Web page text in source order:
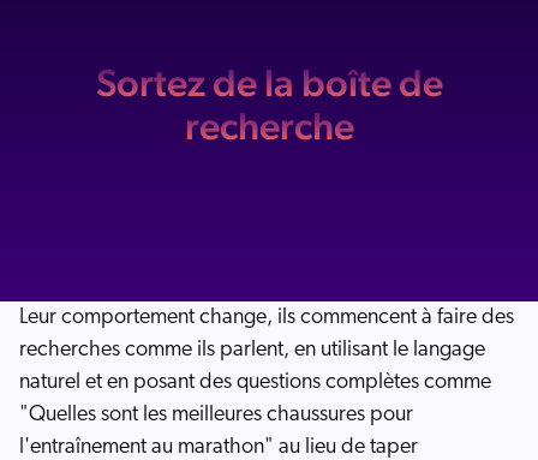
Sortez de la boîte de
recherche
Leur comportement change, ils commencent à faire des
recherches comme ils parlent, en utilisant le langage
naturel et en posant des questions complètes comme
"Quelles sont les meilleures chaussures pour
l'entraînement au marathon" au lieu de taper